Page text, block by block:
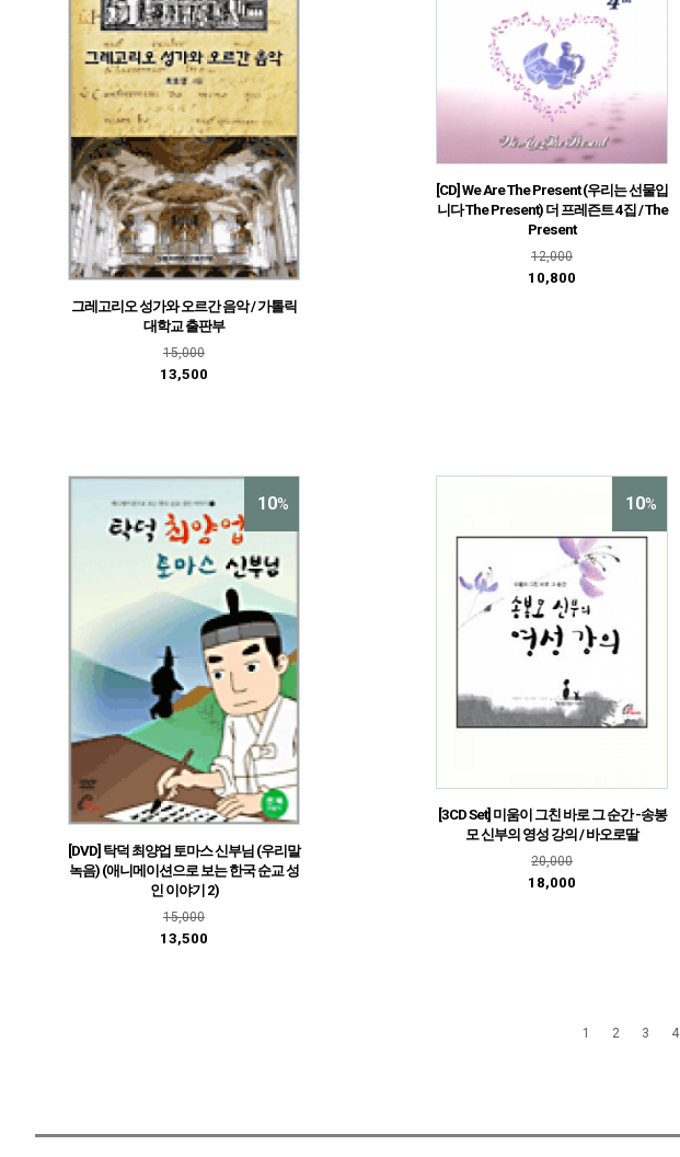
그레고리오 성가와 오르간 음악 / 가톨릭
대학교 출판부
15,000
13,500
[CD] We Are The Present (우리는 선물입
니다 The Present) 더 프레즌트 4집 / The
Present
12,000
10,800
10%
[DVD] 탁덕 최양업 토마스 신부님 (우리말
녹음) (애니메이션으로 보는 한국 순교 성
인 이야기 2)
15,000
13,500
10%
[3CD Set] 미움이 그친 바로 그 순간 -송봉
모 신부의 영성 강의 / 바오로딸
20,000
18,000
1 2 3 4